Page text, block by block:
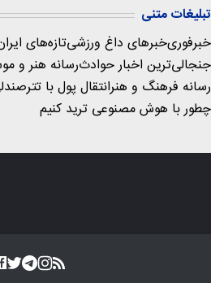
تبلیغات متنی
خبرفوریخبرهای داغ ورزشیتازه‌های
جنجالی‌ترین اخبار حوادثرسانه هنر و
رسانه فرهنگ و هنرانتقال پول با تتر
چطور با هوش مصنوعی ترید کنیم